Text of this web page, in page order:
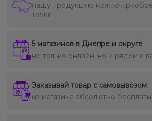
нашу продукцию можно
точки
5 магазинов в Днепре и округе
не только онлайн, но и рядом с
Заказывай товар с самовывозом
из магазина абсолютно